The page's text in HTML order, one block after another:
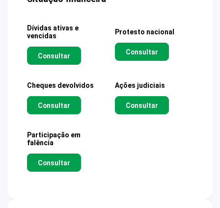
Dívidas ativas e
vencidas
Consultar
Protesto nacional
Consultar
Cheques devolvidos
Consultar
Ações judiciais
Consultar
Participação em
falência
Consultar